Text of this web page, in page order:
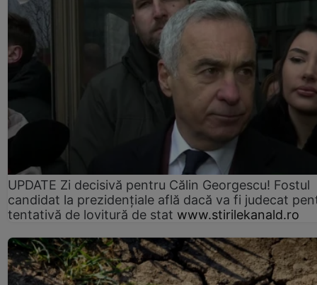
UPDATE Zi decisivă pentru Călin Georgescu! Fostul
candidat la prezidențiale află dacă va fi judecat
tentativă de lovitură de stat www.stirilekanald.ro